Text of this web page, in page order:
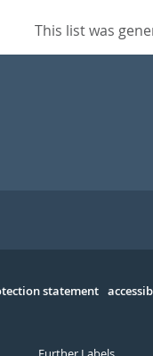
This list was
statement